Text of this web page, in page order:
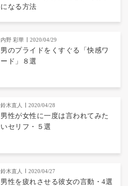
になる方法
内野 彩華 2020/04/29
男のプライドをくすぐる「快感ワ
ード」８選
鈴木直人 2020/04/28
男性が女性に一度は言われてみた
いセリフ・５選
鈴木直人 2020/04/27
男性を疲れさせる彼女の言動・4選